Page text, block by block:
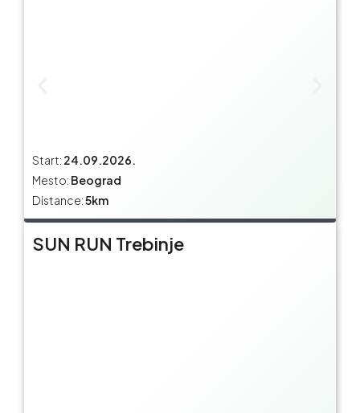
Start: 24.09.2026.
Mesto: Beograd
Distance:5km
SUN RUN Trebinje